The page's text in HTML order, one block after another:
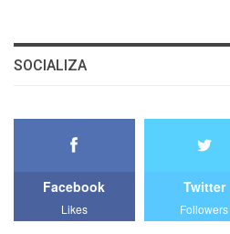
SOCIALIZA
Facebook
Likes
Twitter
Followers